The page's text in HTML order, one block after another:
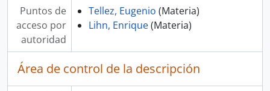
Puntos de
acceso por
autoridad
Tellez, Eugenio (Materia)
Lihn, Enrique(Materia)
Área de control de la descripción